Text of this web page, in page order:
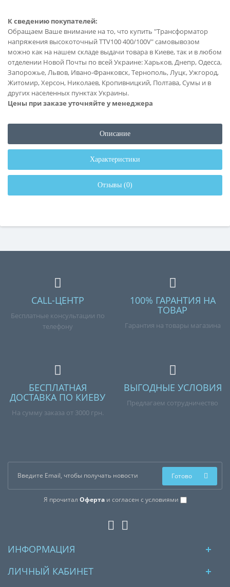
К сведению покупателей:
Обращаем Ваше внимание на то, что купить "Трансформатор
напряжения высокоточный TTV100 400/100V" самовывозом
можно как на нашем складе выдачи товара в Киеве, так и в любом
отделении Новой Почты по всей Украине: Харьков, Днепр, Одесса,
Запорожье, Львов, Ивано-Франковск, Тернополь, Луцк, Ужгород,
Житомир, Херсон, Николаев, Кропивницкий, Полтава, Сумы и в
других населенных пунктах Украины.
Цены при заказе уточняйте у менеджера
Описание
Характеристики
Отзывы (0)
CALL-ЦЕНТР
Бесплатные консультации по
телефону
100% ГАРАНТИЯ НА
ТОВАР
Гарантия на товары магазина
БЕСПЛАТНАЯ
ДОСТАВКА ПО КИЕВУ
На сумму заказа от 3000 грн.
ВЫГОДНЫЕ УСЛОВИЯ
Предлагаем сотрудничество
Я прочитал Офертаи согласен с условиями
Готово
ИНФОРМАЦИЯ
ЛИЧНЫЙ КАБИНЕТ